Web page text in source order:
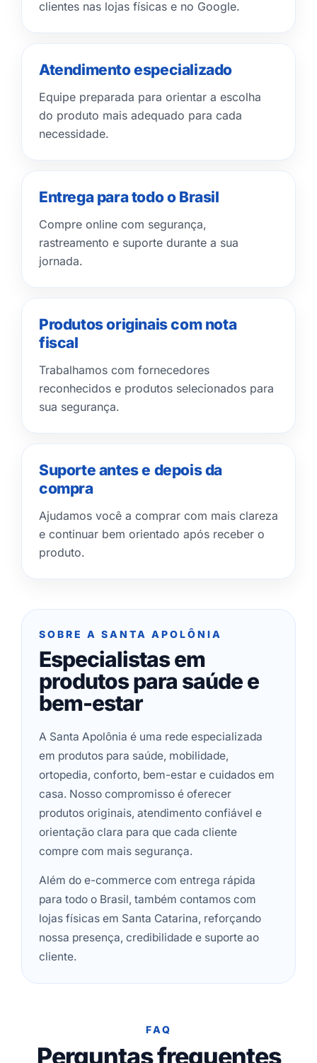
clientes nas lojas físicas e no Google.
Atendimento especializado
Equipe preparada para orientar a escolha
do produto mais adequado para cada
necessidade.
Entrega para todo o Brasil
Compre online com segurança,
rastreamento e suporte durante a sua
jornada.
Produtos originais com nota
fiscal
Trabalhamos com fornecedores
reconhecidos e produtos selecionados para
sua segurança.
Suporte antes e depois da
compra
Ajudamos você a comprar com mais clareza
e continuar bem orientado após receber o
produto.
SOBRE A SANTA APOLÔNIA
Especialistas em
produtos para saúde e
bem-estar
A Santa Apolônia é uma rede especializada
em produtos para saúde, mobilidade,
ortopedia, conforto, bem-estar e cuidados em
casa. Nosso compromisso é oferecer
produtos originais, atendimento confiável e
orientação clara para que cada cliente
compre com mais segurança.
Além do e-commerce com entrega rápida
para todo o Brasil, também contamos com
lojas físicas em Santa Catarina, reforçando
nossa presença, credibilidade e suporte ao
cliente.
FAQ
Perguntas frequentes